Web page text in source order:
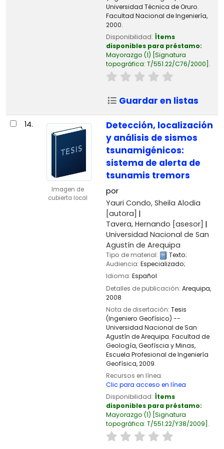
Universidad Técnica de Oruro.
Facultad Nacional de Ingeniería,
2000.
Disponibilidad: Ítems
disponibles para préstamo:
Mayorazgo (1) Signatura
topográfica: T/551.22/C76/2000 .
Guardar en listas
14.
Imagen de
cubierta local
Detección, localización
y análisis de sismos
tsunamigénicos:
sistema de alerta de
tsunamis tremors
por
Yauri Condo, Sheila Alodia
[autora]
Tavera, Hernando [asesor]
Universidad Nacional de San
Agustín de Arequipa
Tipo de material: Texto;
Audiencia: Especializado;
Idioma: Español
Detalles de publicación: Arequipa,
2008
Nota de disertación: Tesis
(Ingeniero Geofísico) --
Universidad Nacional de San
Agustín de Arequipa. Facultad de
Geología, Geofíscia y Minas,
Escuela Profesional de Ingeniería
Geofísica, 2009.
Recursos en línea:
Clic para acceso en línea
Disponibilidad: Ítems
disponibles para préstamo:
Mayorazgo (1) Signatura
topográfica: T/551.22/Y38/2009 .